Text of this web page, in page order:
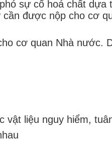
sự cố hoá chất dựa
được nộp cho cơ
cơ quan Nhà nước.
vật liệu nguy hiểm,